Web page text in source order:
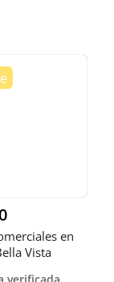
en
Vista
verificada